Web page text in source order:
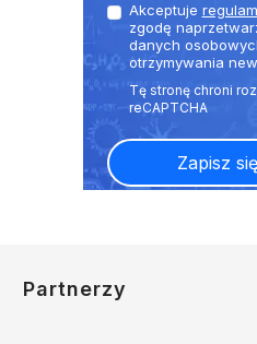
Akceptuje
zgodę
danych
otrzymywania
Partnerzy